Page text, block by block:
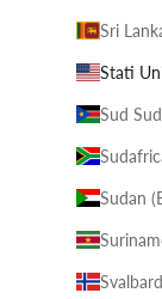
Sri
Stati
Sud
Sudan